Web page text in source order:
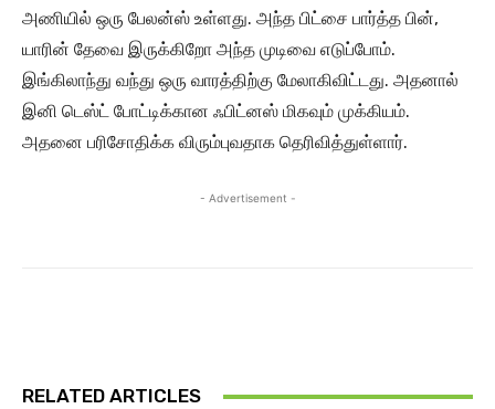
அணியில் ஒரு பேலன்ஸ் உள்ளது. அந்த பிட்சை பார்த்த பின்,
யாரின் தேவை இருக்கிறோ அந்த முடிவை எடுப்போம்.
இங்கிலாந்து வந்து ஒரு வாரத்திற்கு மேலாகிவிட்டது. அதனால்
இனி டெஸ்ட் போட்டிக்கான ஃபிட்னஸ் மிகவும் முக்கியம்.
அதனை பரிசோதிக்க விரும்புவதாக தெரிவித்துள்ளார்.
- Advertisement -
RELATED ARTICLES